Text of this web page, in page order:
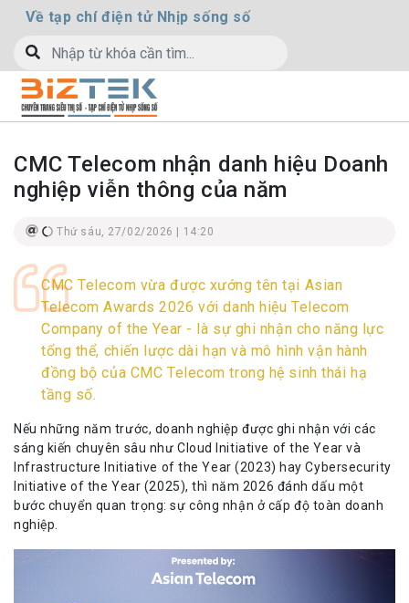
Về tạp chí điện tử Nhịp sống số
CMC Telecom nhận danh hiệu Doanh
nghiệp viễn thông của năm
Thứ sáu, 27/02/2026 | 14:20
CMC Telecom vừa được xướng tên tại Asian
Telecom Awards 2026 với danh hiệu Telecom
Company of the Year - là sự ghi nhận cho năng lực
tổng thể, chiến lược dài hạn và mô hình vận hành
đồng bộ của CMC Telecom trong hệ sinh thái hạ
tầng số.
Nếu những năm trước, doanh nghiệp được ghi nhận với các
sáng kiến chuyên sâu như Cloud Initiative of the Year và
Infrastructure Initiative of the Year (2023) hay Cybersecurity
Initiative of the Year (2025), thì năm 2026 đánh dấu một
bước chuyển quan trọng: sự công nhận ở cấp độ toàn doanh
nghiệp.